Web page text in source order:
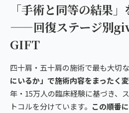
「手術と同等の結果
——回復ステージ別
GIFT
四十肩・五十肩の施術で最も大切な
にいるか」で施術内容をまったく
年・15万人の臨床経験に基づき、
トコルを分けています。 この順番